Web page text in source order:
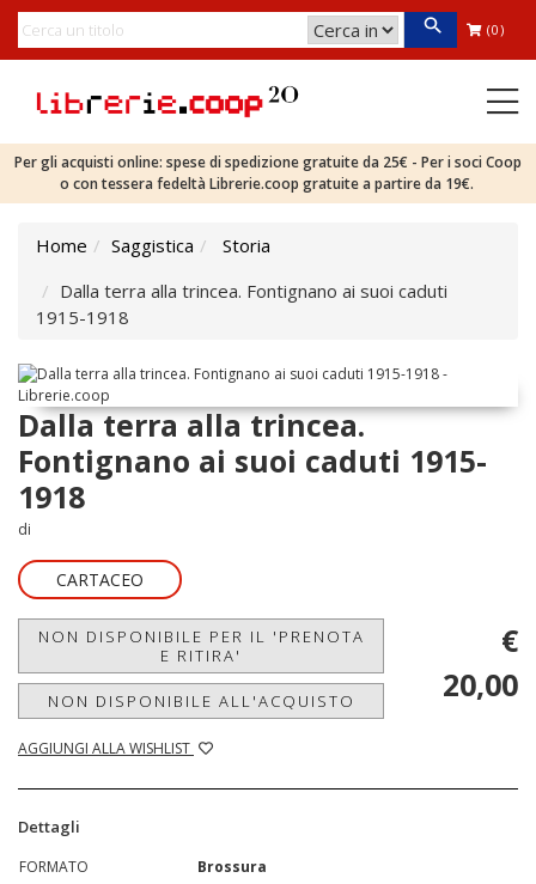
(0)
Per gli acquisti online: spese di spedizione gratuite da 25€ - Per i soci Coop
o con tessera fedeltà Librerie.coop gratuite a partire da 19€.
Home Saggistica
Storia
Dalla terra alla trincea. Fontignano ai suoi caduti
1915-1918
Dalla terra alla trincea.
Fontignano ai suoi caduti 1915-
1918
di
CARTACEO
NON DISPONIBILE PER IL 'PRENOTA
E RITIRA'
NON DISPONIBILE ALL'ACQUISTO
AGGIUNGI ALLA WISHLIST
€
20,00
Dettagli
FORMATO
Brossura